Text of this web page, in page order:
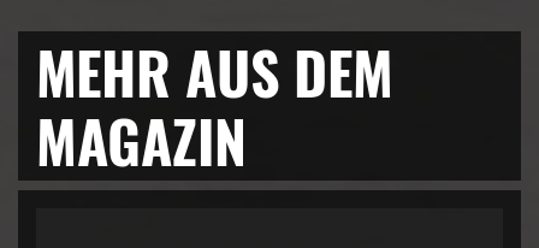
MEHR AUS DEM
MAGAZIN